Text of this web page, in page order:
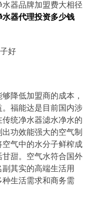
器品牌加盟费大相径
水器代理投资多少钱
降低加盟商的成本，
福能达是目前国内涉
统净水器滤水净水的
功效能强大的空气制
气中的水分子鲜榨成
甜。空气水符合国外
其实的高端生活用
生活需求和商务需